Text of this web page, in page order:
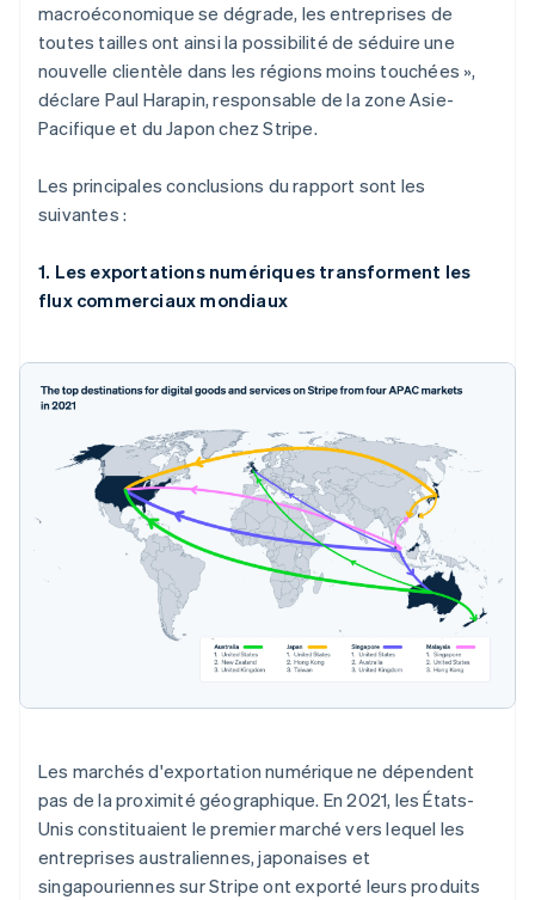
macroéconomique se dégrade, les entreprises de
toutes tailles ont ainsi la possibilité de séduire une
nouvelle clientèle dans les régions moins touchées »,
déclare Paul Harapin, responsable de la zone Asie-
Pacifique et du Japon chez Stripe.
Les principales conclusions du rapport sont les
suivantes :
1. Les exportations numériques transforment les
flux commerciaux mondiaux
Les marchés d'exportation numérique ne dépendent
pas de la proximité géographique. En 2021, les États-
Unis constituaient le premier marché vers lequel les
entreprises australiennes, japonaises et
singapouriennes sur Stripe ont exporté leurs produits